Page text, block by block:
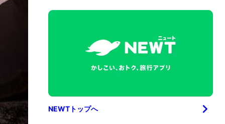
NEWTトップへ